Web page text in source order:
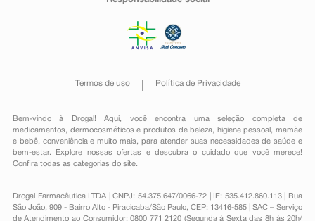
Termos de uso Política de Privacidade
Bem-vindo à Drogal! Aqui, você encontra uma seleção completa de
medicamentos , dermocosméticos e produtos de beleza, higiene pessoal ,mamãe
e bebê, conveniênciae muito mais, para atender suas necessidades de saúde e
bem-estar. Explore nossas ofertas e descubra o cuidado que você merece!
Confira todas as categorias do site.
Drogal Farmacêutica LTDA | CNPJ: 54.375.647/0066-72 | IE: 535.412.860.113 | Rua
São João, 909 - Bairro Alto - Piracicaba/São Paulo, CEP: 13416-585 | SAC – Serviço
de Atendimento ao Consumidor: 0800 771 2120 (Segunda à Sexta das 8h às 20h/